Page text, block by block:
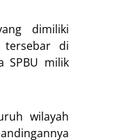
dimiliki
tersebar di
SPBU milik
wilayah